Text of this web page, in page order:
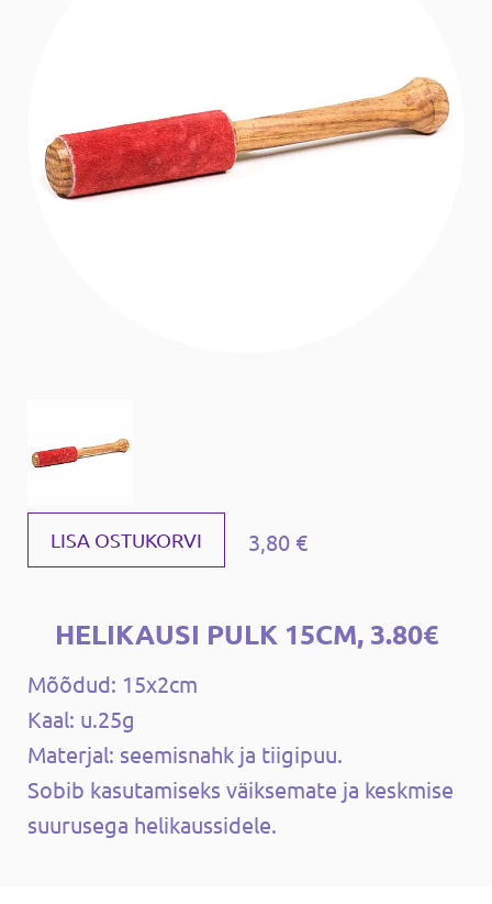
LISA OSTUKORVI 3,80 €
HELIKAUSI PULK 15CM, 3.80€
Mõõdud: 15x2cm
Kaal: u.25g
Materjal: seemisnahk ja tiigipuu.
Sobib kasutamiseks väiksemate ja keskmise
suurusega helikaussidele.